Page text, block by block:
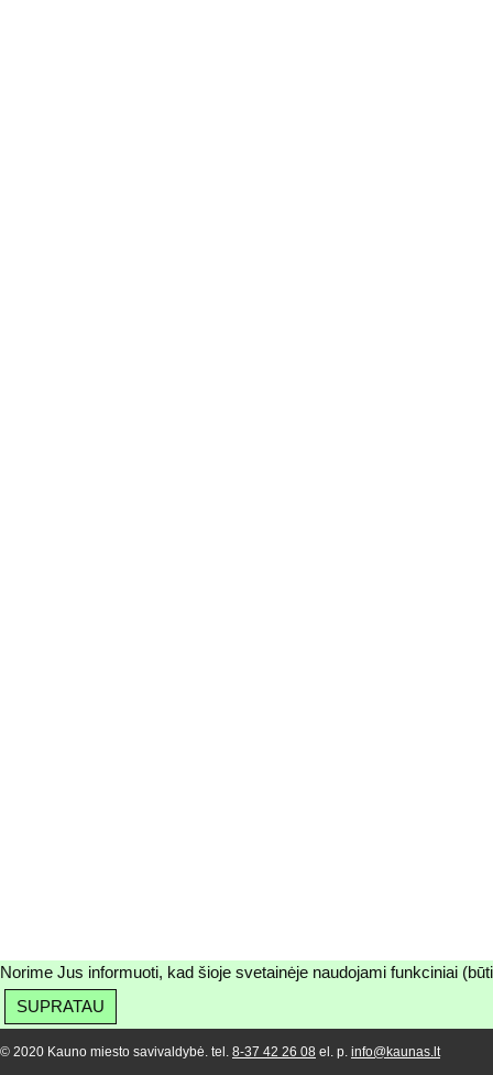
Norime Jus informuoti, kad šioje svetainėje naudojami funkciniai
SUPRATAU
© 2020 Kauno miesto savivaldybė. tel. 8-37 42 26 08 el. p. info@kaunas.lt